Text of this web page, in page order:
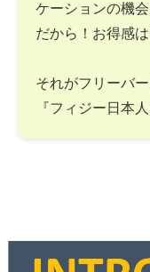
ケーションの機会
だから！お得感は
それがフリーバ
『フィジー日本